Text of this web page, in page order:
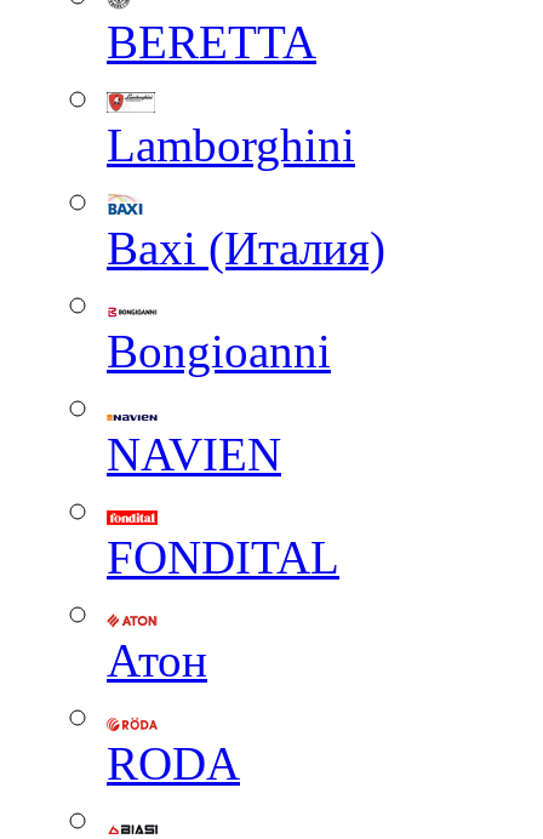
BERETTA
Lamborghini
Baxi (Италия)
Вongioanni
NAVIEN
FONDITAL
Атон
RODA